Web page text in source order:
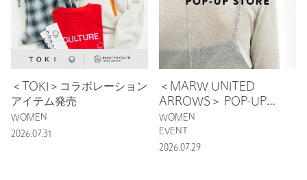
＜TOKI＞コラボレーション
アイテム発売
WOMEN
2026.07.31
＜MARW UNITED
ARROWS＞ POP-UP
STORE
WOMEN
EVENT
2026.07.29